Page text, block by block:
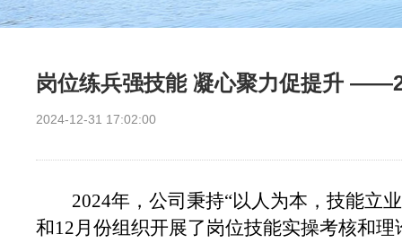
岗位练兵强技能 凝心聚力促提升
2024-12-31 17:02:00
2024年，公司秉持“以人为本，技能立
和12月份组织开展了岗位技能实操考核和